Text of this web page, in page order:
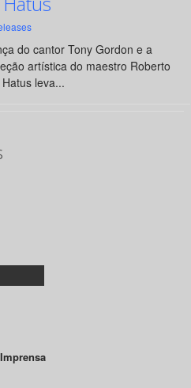
do cantor Tony Gordon e a
artística do maestro Roberto
leva...